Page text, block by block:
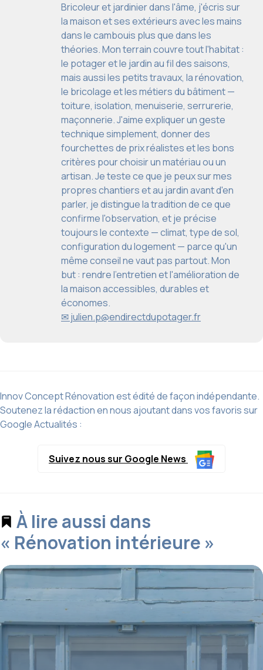
Bricoleur et jardinier dans l'âme, j'écris sur
la maison et ses extérieurs avec les mains
dans le cambouis plus que dans les
théories. Mon terrain couvre tout l'habitat :
le potager et le jardin au fil des saisons,
mais aussi les petits travaux, la rénovation,
le bricolage et les métiers du bâtiment —
toiture, isolation, menuiserie, serrurerie,
maçonnerie. J'aime expliquer un geste
technique simplement, donner des
fourchettes de prix réalistes et les bons
critères pour choisir un matériau ou un
artisan. Je teste ce que je peux sur mes
propres chantiers et au jardin avant d'en
parler, je distingue la tradition de ce que
confirme l'observation, et je précise
toujours le contexte — climat, type de sol,
configuration du logement — parce qu'un
même conseil ne vaut pas partout. Mon
but : rendre l'entretien et l'amélioration de
la maison accessibles, durables et
économes.
✉ julien.p@endirectdupotager.fr
Innov Concept Rénovation est édité de façon indépendante.
Soutenez la rédaction en nous ajoutant dans vos favoris sur
Google Actualités :
Suivez nous sur Google News
À lire aussi dans
« Rénovation intérieure »